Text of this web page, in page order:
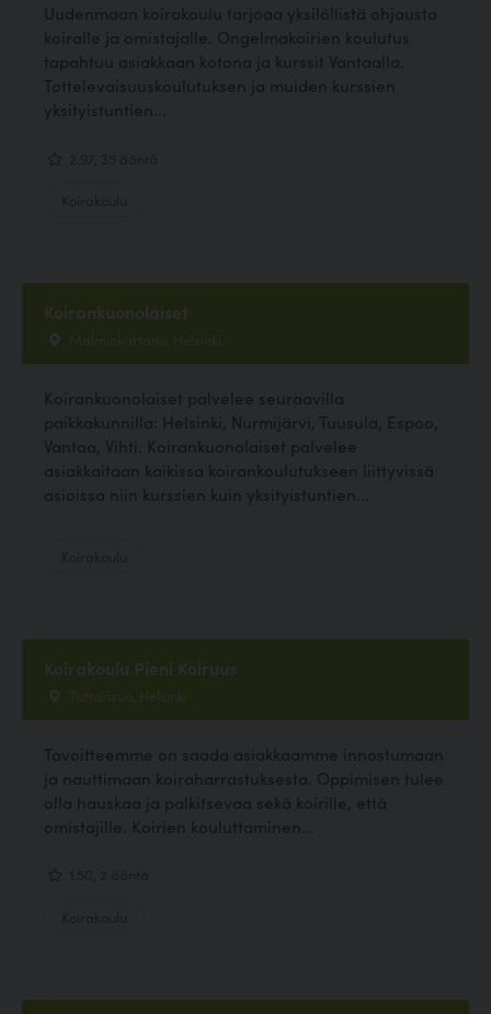
Uudenmaan koirakoulu tarjoaa yksilöllistä ohjausta
koiralle ja omistajalle. Ongelmakoirien koulutus
tapahtuu asiakkaan kotona ja kurssit Vantaalla.
Tottelevaisuuskoulutuksen ja muiden kurssien
yksityistuntien...
Koirankuonolaiset
Malminkartano, Helsinki
Koirankuonolaiset palvelee seuraavilla
paikkakunnilla: Helsinki, Nurmijärvi, Tuusula, Espoo,
Vantaa, Vihti. Koirankuonolaiset palvelee
asiakkaitaan kaikissa koirankoulutukseen liittyvissä
asioissa niin kurssien kuin yksityistuntien...
Koirakoulu Pieni Koiruus
Tattarisuo, Helsinki
Tavoitteemme on saada asiakkaamme innostumaan
ja nauttimaan koiraharrastuksesta. Oppimisen tulee
olla hauskaa ja palkitsevaa sekä koirille, että
omistajille. Koirien kouluttaminen...